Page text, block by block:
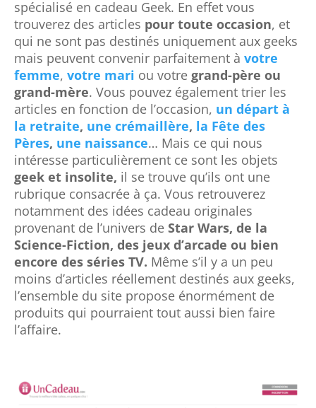
spécialisé en cadeau Geek. En effet vous
trouverez des articles pour toute occasion, et
qui ne sont pas destinés uniquement aux geeks
mais peuvent convenir parfaitement à votre
femme, votre mari ou votre grand-père ou
grand-mère. Vous pouvez également trier les
articles en fonction de l’occasion, un départ à
la retraite, une crémaillère, la Fête des
Pères, une naissance… Mais ce qui nous
intéresse particulièrement ce sont les objets
geek et insolite, il se trouve qu’ils ont une
rubrique consacrée à ça. Vous retrouverez
notamment des idées cadeau originales
provenant de l’univers de Star Wars, de la
Science-Fiction, des jeux d’arcade ou bien
encore des séries TV. Même s’il y a un peu
moins d’articles réellement destinés aux geeks,
l’ensemble du site propose énormément de
produits qui pourraient tout aussi bien faire
l’affaire.